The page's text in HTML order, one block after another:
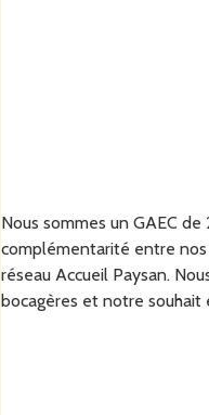
Nous sommes un GAEC
complémentarité entre
réseau Accueil Paysan.
bocagères et notre